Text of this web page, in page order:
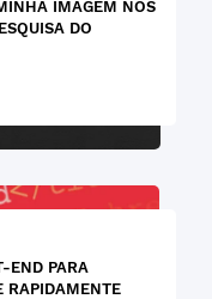
IMAGEM NOS
DO
END PARA
RAPIDAMENTE